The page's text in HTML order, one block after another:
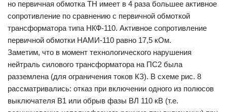
но первичная обмотка ТН имеет в 4 раза большее активное
сопротивление по сравнению с первичной обмоткой
трансформатора типа НКФ-110. Активное сопротивление
первичной обмотки НАМИ-110 равно 17,5 кОм.
Заметим, что в момент технологического нарушения
нейтраль силового трансформатора на ПС2 была
разземлена (для ограничения токов КЗ). В схеме рис. 8
рассматривались: отказ при включении одного из полюсов
выключателя B1 или обрыв фазы ВЛ 110 кВ (т.е.